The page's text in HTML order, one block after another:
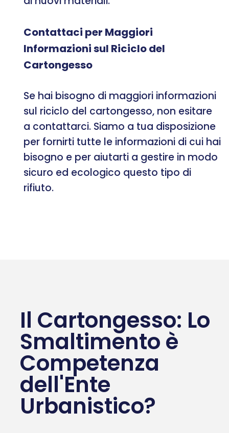
Contattaci per Maggiori
Informazioni sul Riciclo del
Cartongesso
Se hai bisogno di maggiori informazioni
sul riciclo del cartongesso, non esitare
a contattarci. Siamo a tua disposizione
per fornirti tutte le informazioni di cui hai
bisogno e per aiutarti a gestire in modo
sicuro ed ecologico questo tipo di
rifiuto.
Il Cartongesso: Lo
Smaltimento è
Competenza
dell'Ente
Urbanistico?